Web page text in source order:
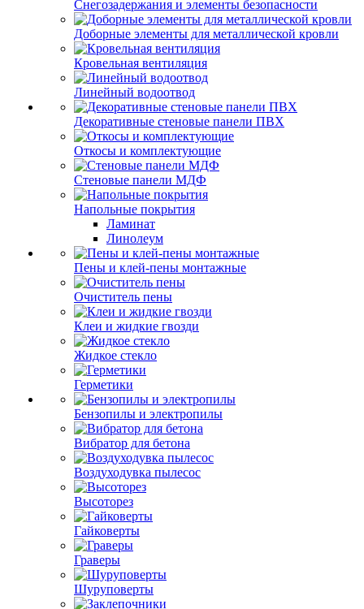
Снегозадержания и элементы безопасности
Доборные элементы для металлической кровли
Кровельная вентиляция
Линейный водоотвод
Декоративные стеновые панели ПВХ
Откосы и комплектующие
Стеновые панели МДФ
Напольные покрытия
Ламинат
Линолеум
Пены и клей-пены монтажные
Очиститель пены
Клеи и жидкие гвозди
Жидкое стекло
Герметики
Бензопилы и электропилы
Вибратор для бетона
Воздуходувка пылесос
Высоторез
Гайковерты
Граверы
Шуруповерты